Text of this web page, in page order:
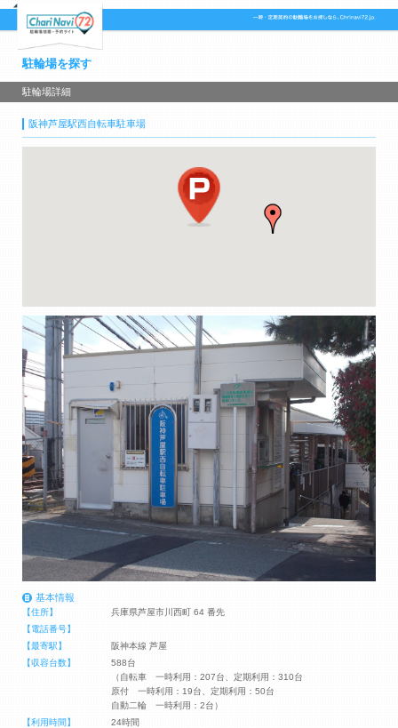
駐輪場を探す
駐輪場詳細
阪神芦屋駅西自転車駐車場
基本情報
【住所】
兵庫県芦屋市川西町 64 番先
【電話番号】
【最寄駅】
阪神本線 芦屋
【収容台数】
588台
（自転車 一時利用：207台、定期利用：310台
原付 一時利用：19台、定期利用：50台
自動二輪 一時利用：2台）
【利用時間】
24時間